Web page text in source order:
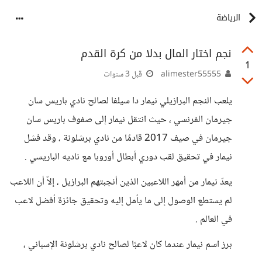
الرياضة
1
نجم اختار المال بدلا من كرة القدم
قبل 3 سنوات
يلعب النجم البرازيلي نيمار دا سيلفا لصالح نادي باريس سان
جيرمان الفرنسي ، حيث انتقل نيمار إلى صفوف باريس سان
جيرمان في صيف 2017 قادمًا من نادي برشلونة ، وقد فشل
نيمار في تحقيق لقب دوري أبطال أوروبا مع ناديه الباريسي .
يعدّ نيمار من أمهر اللاعبين الذين أنجبتهم البرازيل ، إلاّ أن اللاعب
لم يستطع الوصول إلى ما يأمل إليه وتحقيق جائزة أفضل لاعب
في العالم .
برز اسم نيمار عندما كان لاعبًا لصالح نادي برشلونة الإسباني ،